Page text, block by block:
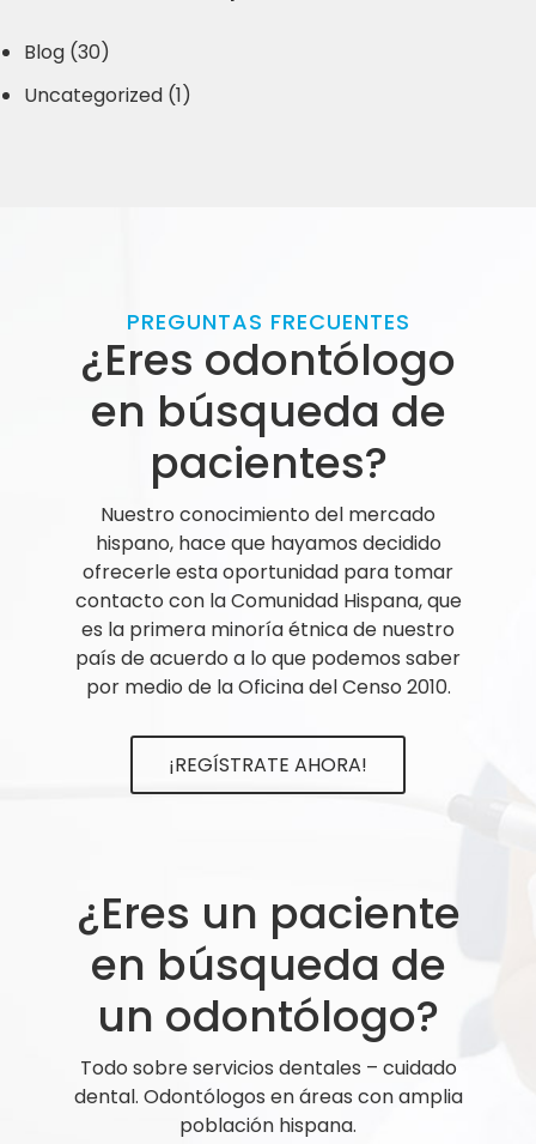
Blog (30)
Uncategorized (1)
PREGUNTAS FRECUENTES
¿Eres odontólogo
en búsqueda de
pacientes?
Nuestro conocimiento del mercado
hispano, hace que hayamos decidido
ofrecerle esta oportunidad para tomar
contacto con la Comunidad Hispana, que
es la primera minoría étnica de nuestro
país de acuerdo a lo que podemos saber
por medio de la Oficina del Censo 2010.
¡REGÍSTRATE AHORA!
¿Eres un paciente
en búsqueda de
un odontólogo?
Todo sobre servicios dentales – cuidado
dental. Odontólogos en áreas con amplia
población hispana.